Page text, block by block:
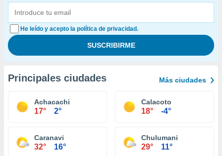
He leído y acepto la política de privacidad.
Principales ciudades Más ciudades
Achacachi
17° 2°
Calacoto
18° -4°
Caranavi
32° 16°
Chulumani
29° 11°